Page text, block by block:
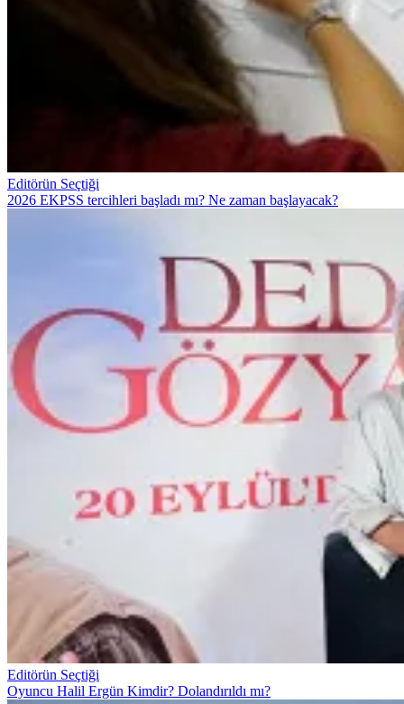
Editörün Seçtiği
2026 EKPSS tercihleri başladı mı? Ne zaman başlayacak?
Editörün Seçtiği
Oyuncu Halil Ergün Kimdir? Dolandırıldı mı?